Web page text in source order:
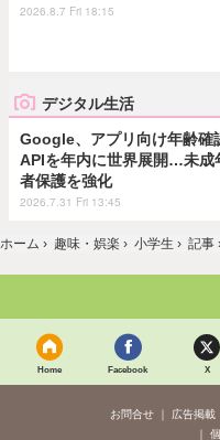
2026.8.7 Fri 18:15
デジタル生活
Google、アプリ向け年齢確
APIを年内に世界展開…未成
者保護を強化
2026.7.31 Fri 13:45
ホーム › 趣味・娯楽 › 小学生 › 記事
Home Facebook X
お問合せ 広告掲載